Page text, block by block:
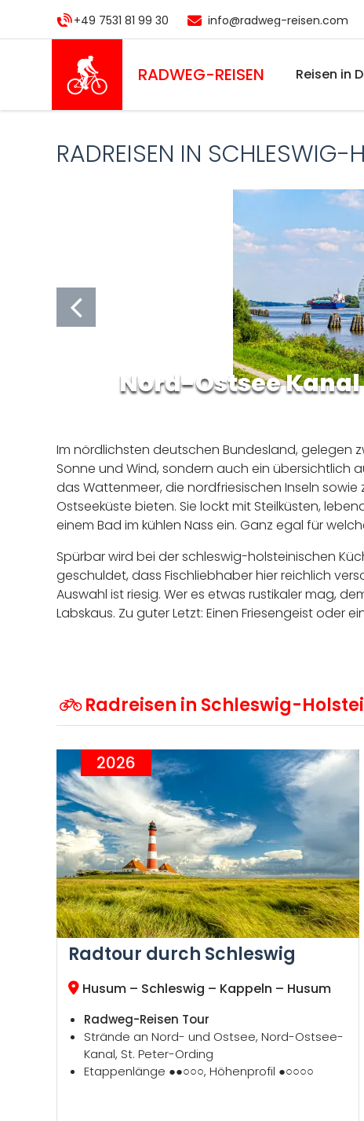
Inhalt
+49 7531 81 99 30 info@radweg-reisen.com
RADWEG-REISEN Reisen in
RADREISEN IN SCHLESWIG-
Nord-Ostsee Kanal
Im nördlichsten deutschen Bundesland, gelegen
Sonne und Wind, sondern auch ein übersichtlich
das Wattenmeer, die nordfriesischen Inseln
Ostseeküste bieten. Sie lockt mit Steilküsten,
einem Bad im kühlen Nass ein. Ganz egal für
Spürbar wird bei der schleswig-holsteinischen
geschuldet, dass Fischliebhaber hier reichlich
Auswahl ist riesig. Wer es etwas rustikaler mag,
Labskaus. Zu guter Letzt: Einen Friesengeist oder
Radreisen in Schleswig-
2026
Radtour durch Schleswig
Husum – Schleswig – Kappeln – Husum
Radweg-Reisen Tour
Strände an Nord- und Ostsee, Nord-Ostsee-
Kanal, St. Peter-Ording
Etappenlänge ●●○○○, Höhenprofil ●○○○○